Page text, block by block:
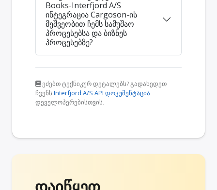
Books-Interfjord A/S
ინტეგრაცია Cargoson-ის
მეშვეობით ჩემს სამუშაო
პროცესებსა და ბიზნეს
პროცესებზე?
ეძებთ ტექნიკურ დეტალებს? გადახედეთ
ჩვენს Interfjord A/S API დოკუმენტაცია
დეველოპერებისთვის.